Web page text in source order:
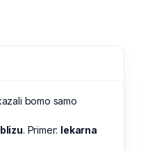
bomo samo
blizu. Primer: lekarna